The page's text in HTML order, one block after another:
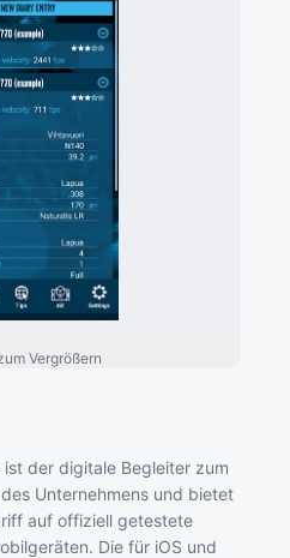
Vergrößern
der digitale Begleiter zum
Unternehmens und bietet
auf offiziell getestete
Die für iOS und